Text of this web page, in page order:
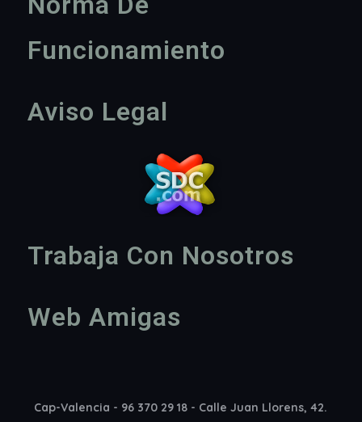
Funcionamiento
Aviso Legal
Trabaja Con Nosotros
Web Amigas
Cap-Valencia - 96 370 29 18 - Calle Juan Llorens, 42.